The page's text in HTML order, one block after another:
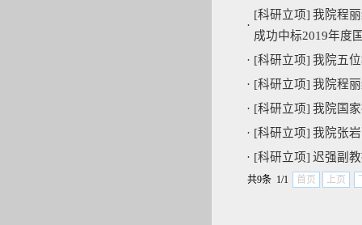
·
[科研立项] 我院程
成功中标2019年度
· [科研立项] 我院五
· [科研立项] 我院程
· [科研立项] 我院国
· [科研立项] 我院张
· [科研立项] 迟强副
共9条 1/1 首页 上页